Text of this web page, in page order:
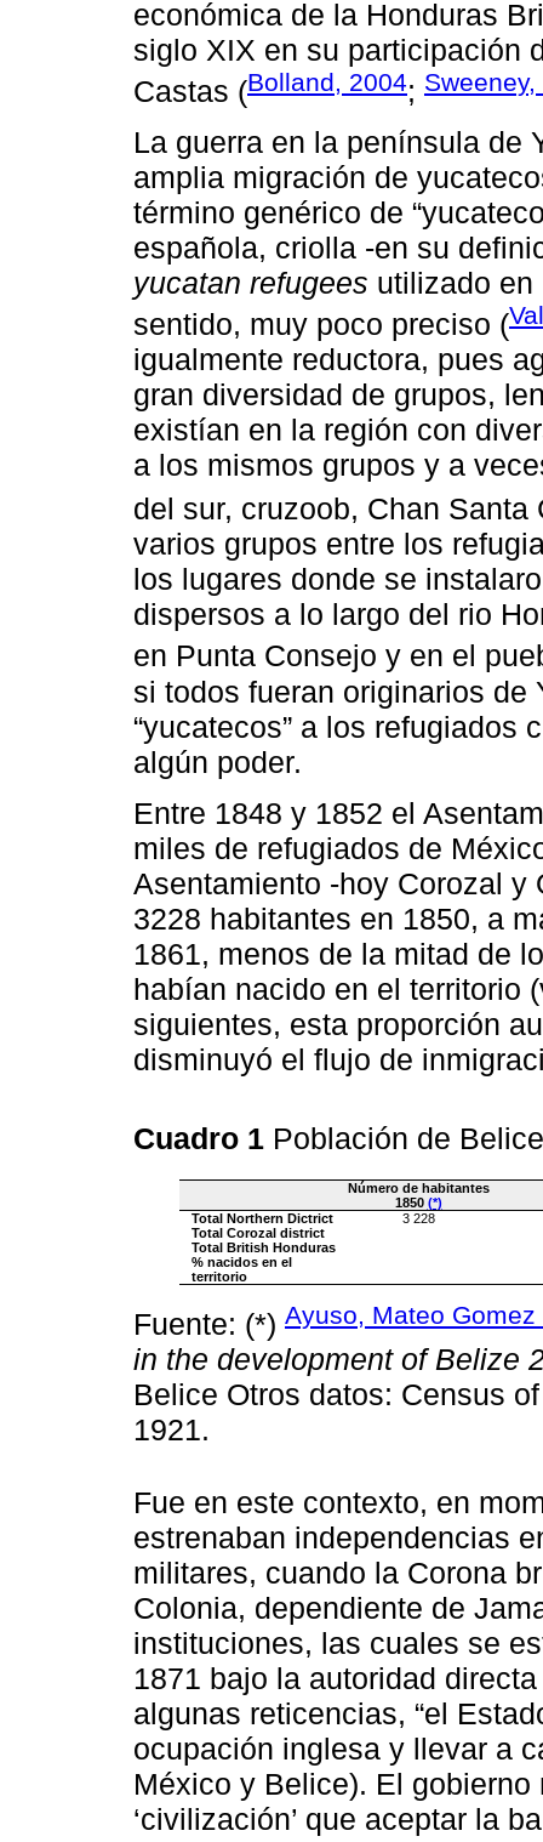
económica de la Honduras
siglo XIX en su participación
Castas (Bolland, 2004;
La guerra en la península de
amplia migración de
término genérico de
española, criolla -en su
yucatan refugees utilizado en
sentido, muy poco preciso (
igualmente reductora, pues
gran diversidad de grupos,
existían en la región con
a los mismos grupos y a
del sur, cruzoob, Chan Santa
varios grupos entre los
los lugares donde se
dispersos a lo largo del rio
en Punta Consejo y en el
si todos fueran originarios de
“yucatecos” a los refugiados
algún poder.
Entre 1848 y 1852 el
miles de refugiados de
Asentamiento -hoy Corozal y
3228 habitantes en 1850, a
1861, menos de la mitad de
habían nacido en el territorio
siguientes, esta proporción
disminuyó el flujo de
Cuadro 1 Población de
Número de habitantes
1850 (*)
Total Northern Dictrict
3 228
Total Corozal district
Total British Honduras
% nacidos en el
territorio
Fuente: (*) Ayuso, Mateo Gomez
in the development of Belize
Belice Otros datos: Census
1921.
Fue en este contexto, en
estrenaban independencias
militares, cuando la Corona
Colonia, dependiente de
instituciones, las cuales se
1871 bajo la autoridad
algunas reticencias, “el
ocupación inglesa y llevar a
México y Belice). El
‘civilización’ que aceptar la